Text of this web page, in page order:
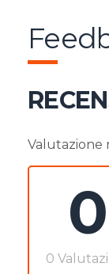
Valutazione
0
0